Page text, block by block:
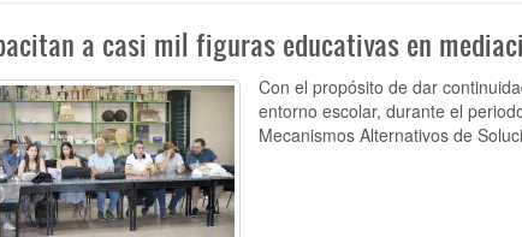
casi
75
ciento
en
recepción
de
Libros
de
Texto
a casi mil figuras educativas en
Con el propósito de dar
entorno escolar, durante el
Mecanismos Alternativos de